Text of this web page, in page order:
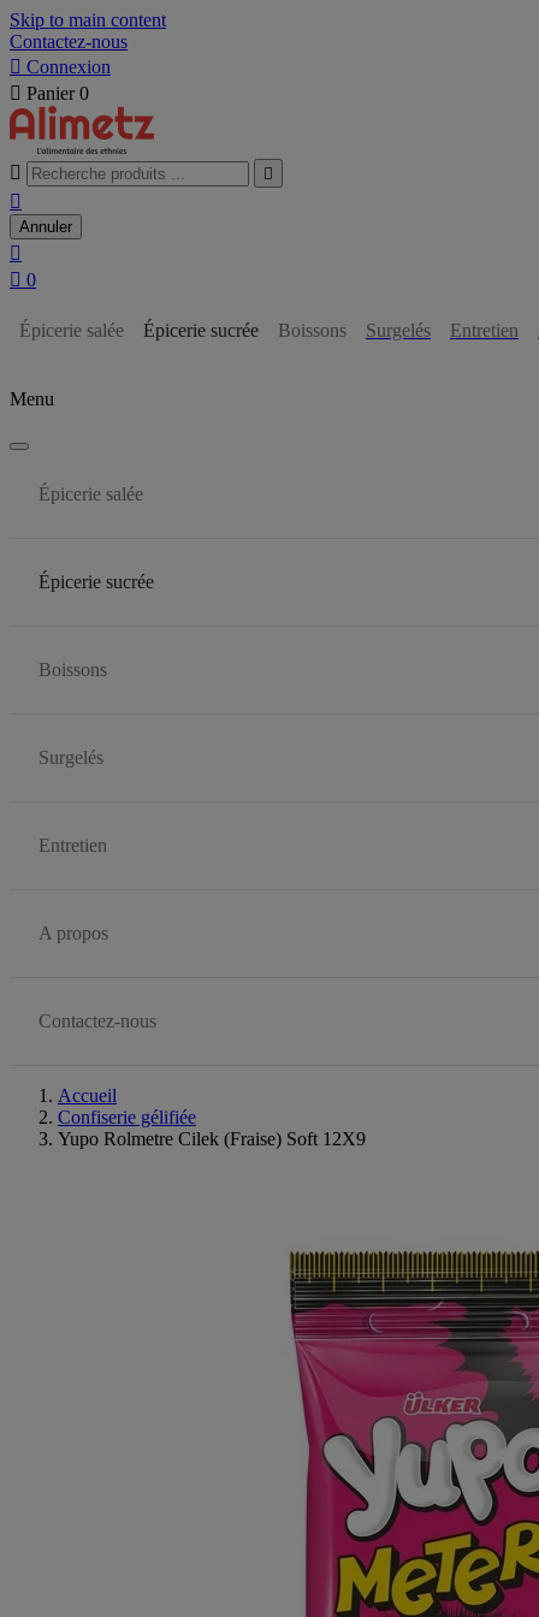
Skip to main content
Contactez-nous
 Connexion
 Panier 0
 

Annuler

 0
Épicerie salée Épicerie sucrée Boissons Surgelés Entretien
Menu
Épicerie salée
Épicerie sucrée
Boissons
Surgelés
Entretien
A propos
Contactez-nous
Accueil
Confiserie gélifiée
Yupo Rolmetre Cilek (Fraise) Soft 12X9